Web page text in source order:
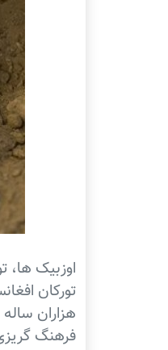
اوزبیک ها،
تورکان
هزاران
فرهنگ